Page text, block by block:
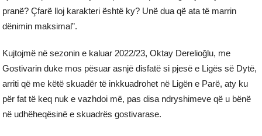
pranë? Çfarë lloj karakteri është ky? Unë dua që ata të marrin
dënimin maksimal”.
Kujtojmë në sezonin e kaluar 2022/23, Oktay Derelioğlu, me
Gostivarin duke mos pësuar asnjë disfatë si pjesë e Ligës së Dytë,
arriti që me këtë skuadër të inkkuadrohet në Ligën e Parë, aty ku
për fat të keq nuk e vazhdoi më, pas disa ndryshimeve që u bënë
në udhëheqësinë e skuadrës gostivarase.